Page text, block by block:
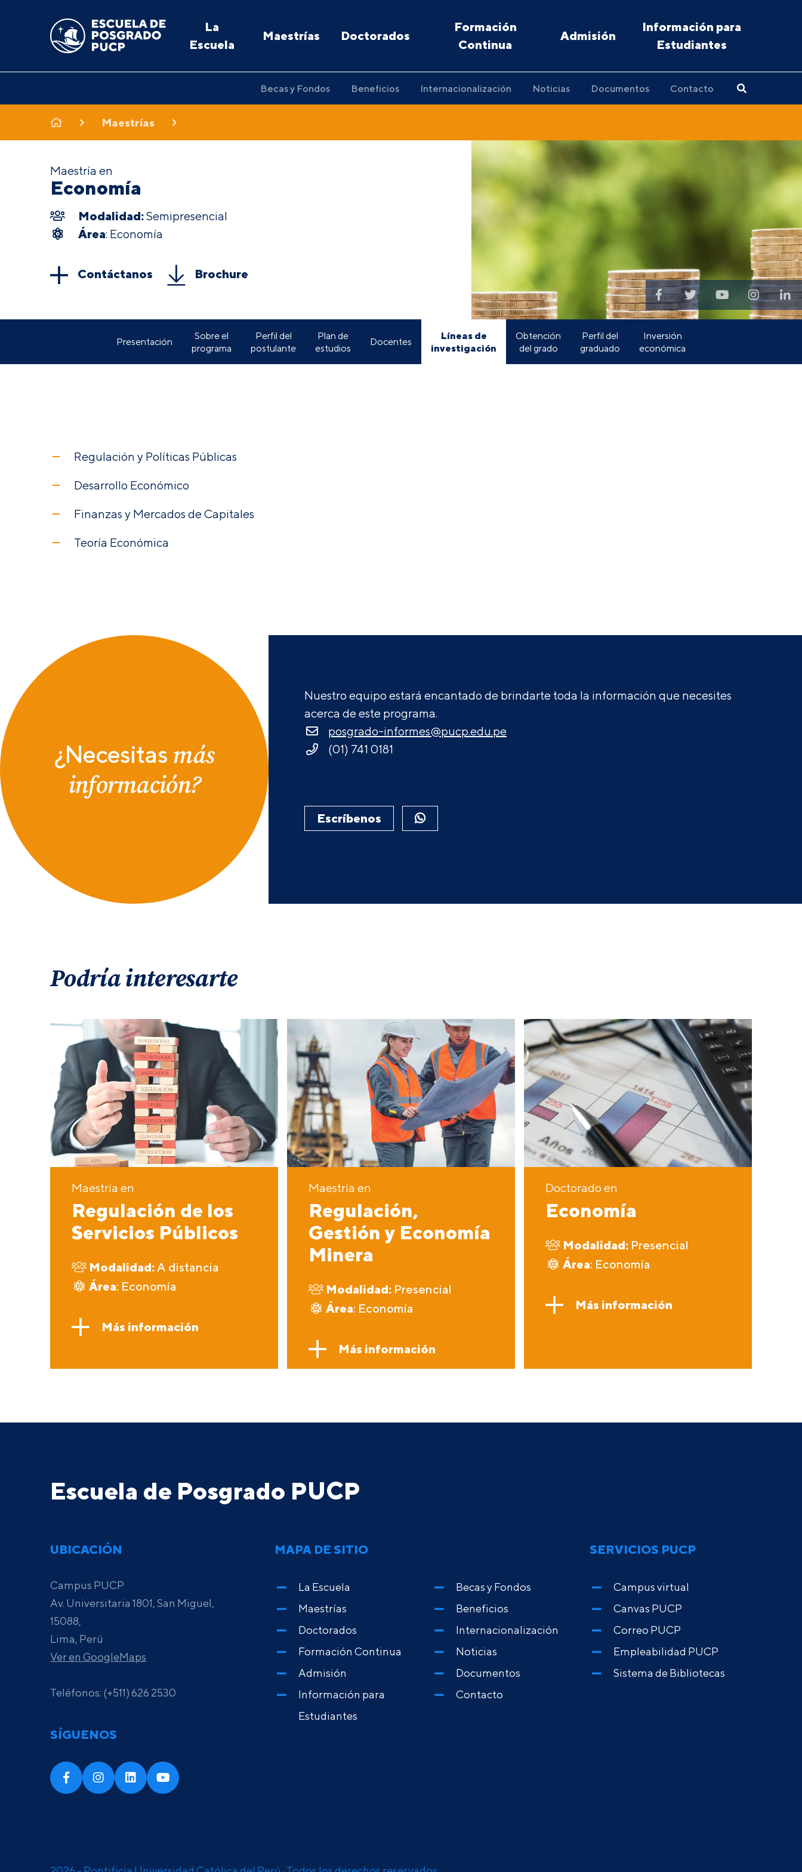
La
Escuela
Maestrías Doctorados
Formación
Continua
Admisión
Información para
Estudiantes
Becas y Fondos Beneficios Internacionalización Noticias Documentos Contacto
Maestrías
Maestría en
Economía
Modalidad:Semipresencial
Área: Economía
Contáctanos Brochure
Presentación
Sobre el
programa
Perfil del
postulante
Plan de
estudios
Docentes
Líneas de
investigación
Obtención
del grado
Perfil del
graduado
Inversión
económica
Regulación y Políticas Públicas
Desarrollo Económico
Finanzas y Mercados de Capitales
Teoría Económica
¿Necesitas más
información?
Nuestro equipo estará encantado de brindarte toda la información que necesites
acerca de este programa.
posgrado-informes@pucp.edu.pe
(01) 741 0181
Escríbenos
Podría interesarte
Maestría en
Regulación de los
Servicios Públicos
Modalidad:A distancia
Área: Economía
Más información
Maestría en
Regulación,
Gestión y Economía
Minera
Modalidad: Presencial
Área: Economía
Más información
Doctorado en
Economía
Modalidad: Presencial
Área: Economía
Más información
Escuela de Posgrado PUCP
UBICACIÓN
Campus PUCP
Av. Universitaria 1801, San Miguel,
15088,
Lima, Perú
Ver en GoogleMaps
Teléfonos: (+511) 626 2530
SÍGUENOS
MAPA DE SITIO
La Escuela
Maestrías
Doctorados
Formación Continua
Admisión
Información para
Estudiantes
Becas y Fondos
Beneficios
Internacionalización
Noticias
Documentos
Contacto
SERVICIOS PUCP
Campus virtual
Canvas PUCP
Correo PUCP
Empleabilidad PUCP
Sistema de Bibliotecas